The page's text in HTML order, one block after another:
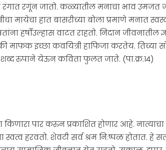
रंगात रगूंन जातो. कळ्यातील मनाचा भाव उमजत
मायेचा हात बासरीच्या बोला प्रमाणे मनात
हर्षोउल्हास वाटत राहतो. निदान जीवनातील
माफक इच्छा कवयित्री हाफिजा करतेय. तिच्या
रुपाने येऊन कविता फुलत जाते. (पा.क्र.१४)
पार करुन प्रकाशित होणार आहे.
हरवतो. शेवटी सर्व श्रम नि:ष्पळ होतात. हे